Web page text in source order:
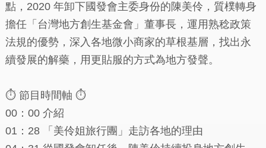
點，2020 年卸下國發會主委身份的陳美伶，質樸轉身
擔任「台灣地方創生基金會」董事長，運用熟稔政策
法規的優勢，深入各地微小商家的草根基層，找出永
續發展的解藥，用更貼服的方式為地方發聲。
⏱ 節目時間軸 ⏱
00：00 介紹
01：28 「美伶姐旅行團」走訪各地的理由